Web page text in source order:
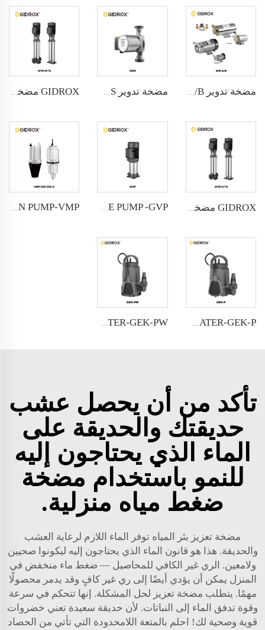
مضخة تدوير GIDROX - GW-A/B مضخة تدوير GIDROX - GRS GIDROX مضخة متعددة المراحل عمودية من الفولاذ المقاوم للصدأ - GTR
GIDROX GARDEN SUBMERSIBLE PUMP FOR CLEAN WATER-GEK-P
GIDROX GARDEN SUBMERSIBLE PUMP FOR DIRTY WATER-GEK-PW
تأكد من أن يحصل عشب
حديقتك والحديقة على
الماء الذي يحتاجون إليه
للنمو باستخدام مضخة
ضغط مياه منزلية.
مضخة تعزيز بئر المياه توفر الماء اللازم لرعاية العشب
والحديقة. هذا هو قانون الماء الذي يحتاجون إليه ليكونوا صحيين
ولامعين. الري غير الكافي للمحاصيل — ضغط ماء منخفض في
المنزل يمكن أن يؤدي أيضًا إلى ري غير كافٍ وقد يدمر محصولًا
مهمًا. يتطلب مضخة تعزيز لحل المشكلة. إنها تتحكم في سرعة
وقوة تدفق الماء إلى النباتات. لأن حديقة سعيدة تعني خضروات
قوية وصحية لك! احلم بالمتعة اللامحدودة التي تأتي من الحصاد